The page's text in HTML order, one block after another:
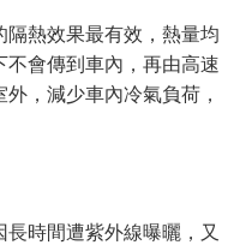
熱效果最有效，熱量均
會傳到車內，再由高速
，減少車內冷氣負荷，
時間遭紫外線曝曬，又